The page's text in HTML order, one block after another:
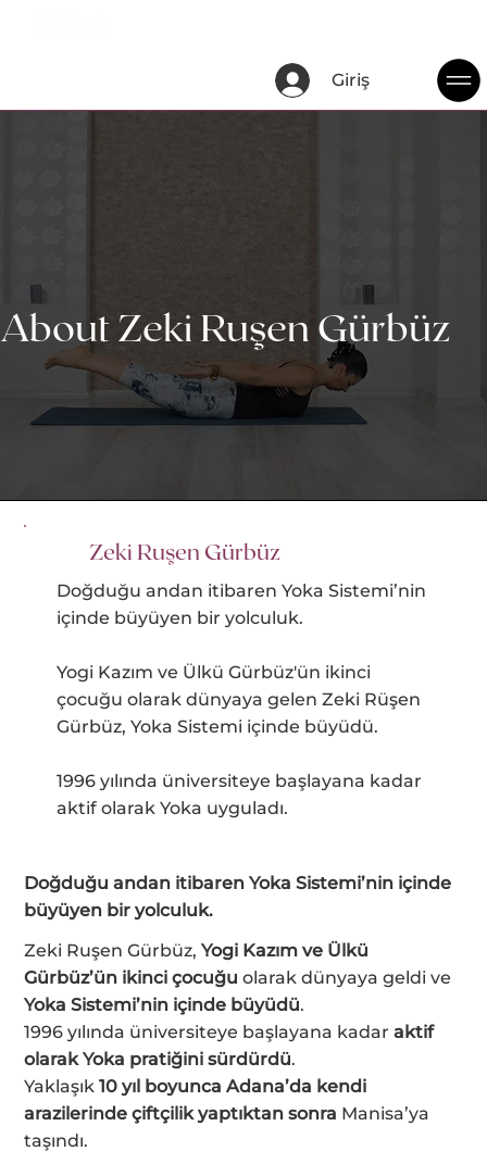
Giriş
About Zeki Ruşen Gürbüz
Zeki Ruşen Gürbüz
Doğduğu andan itibaren Yoka Sistemi’nin
içinde büyüyen bir yolculuk.
Yogi Kazım ve Ülkü Gürbüz'ün ikinci
çocuğu olarak dünyaya gelen Zeki Rüşen
Gürbüz, Yoka Sistemi içinde büyüdü.
1996 yılında üniversiteye başlayana kadar
aktif olarak Yoka uyguladı.
Doğduğu andan itibaren Yoka Sistemi’nin içinde
büyüyen bir yolculuk.
Zeki Ruşen Gürbüz, Yogi Kazım ve Ülkü
Gürbüz’ün ikinci çocuğu olarak dünyaya geldi ve
Yoka Sistemi’nin içinde büyüdü.
1996 yılında üniversiteye başlayana kadar aktif
olarak Yoka pratiğini sürdürdü.
Yaklaşık 10 yıl boyunca Adana’da kendi
arazilerinde çiftçilik yaptıktan sonra Manisa’ya
taşındı.